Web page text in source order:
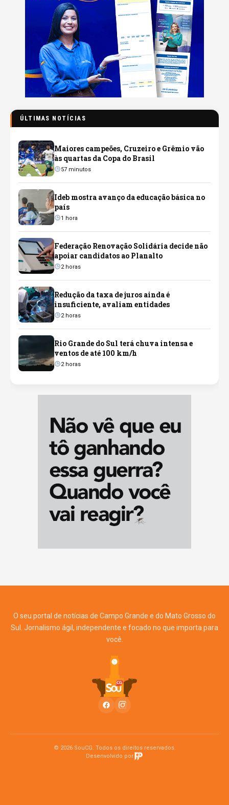
ÚLTIMAS NOTÍCIAS
Maiores campeões, Cruzeiro e Grêmio vão
às quartas da Copa do Brasil
57 minutos
Ideb mostra avanço da educação básica no
país
1 hora
Federação Renovação Solidária decide não
apoiar candidatos ao Planalto
2 horas
Redução da taxa de juros ainda é
insuficiente, avaliam entidades
2 horas
Rio Grande do Sul terá chuva intensa e
ventos de até 100 km/h
2 horas
O seu portal de notícias de Campo Grande e do Mato Grosso do
Sul. Jornalismo ágil, independente e focado no que importa para
você.
© 2026 SouCG. Todos os direitos reservados.
Desenvolvido por